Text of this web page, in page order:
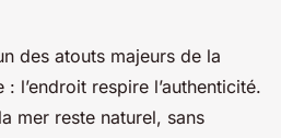
des atouts majeurs de la
l’endroit respire l’authenticité.
mer reste naturel, sans